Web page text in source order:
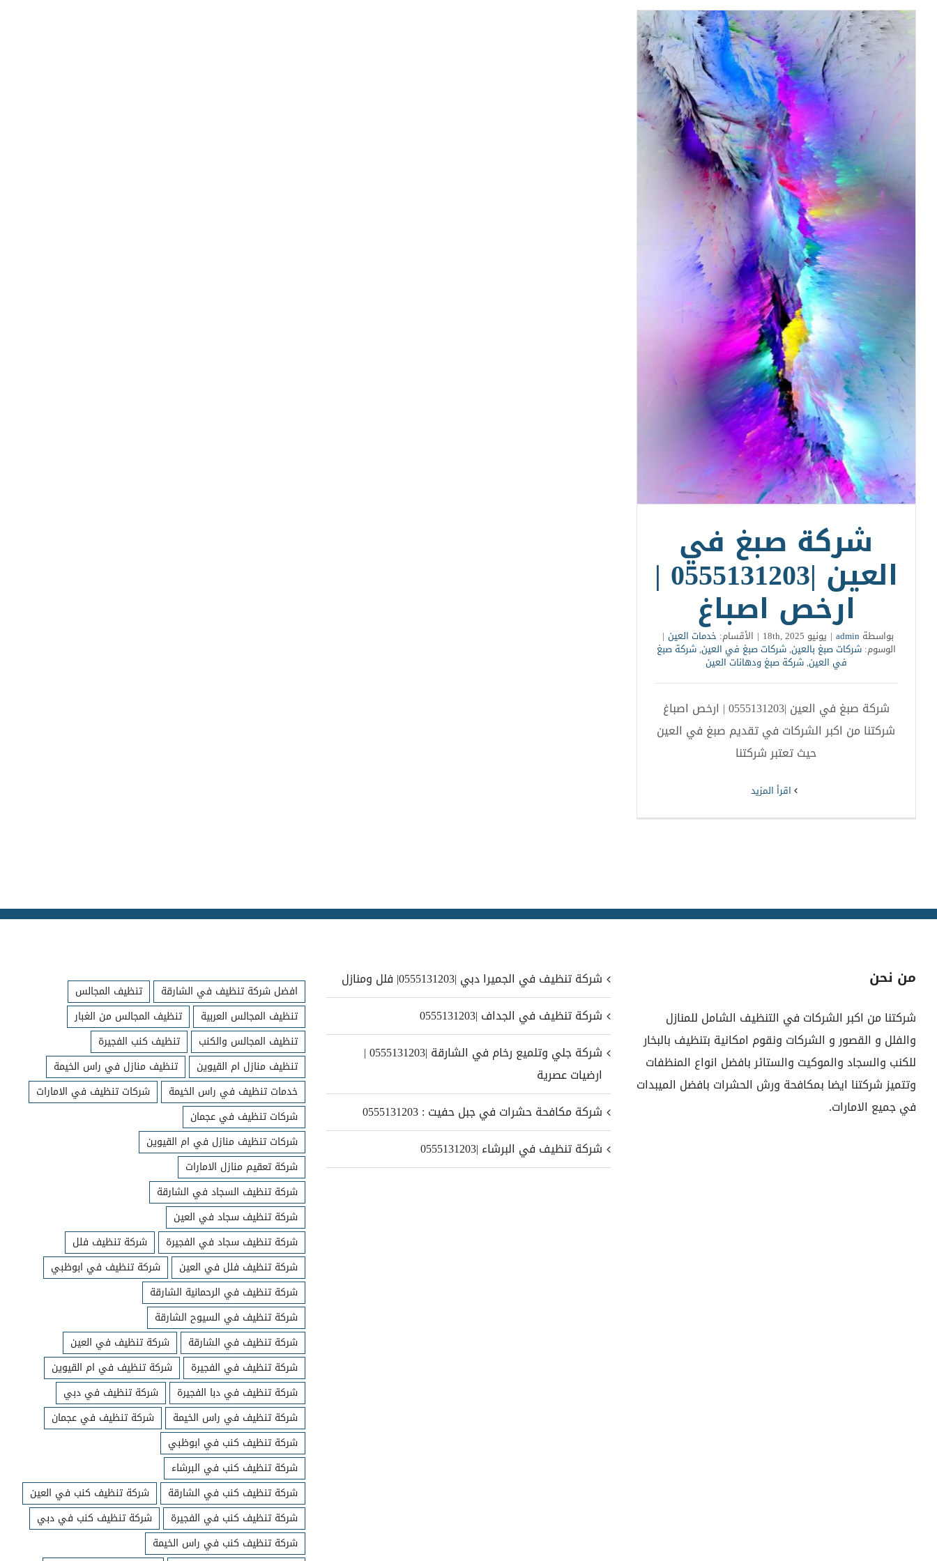
شركة صبغ في
العين |0555131203 |
ارخص اصباغ
بواسطةadmin
| يونيو 18th, 2025 | الأقسام: خدمات العين |
الوسوم:شركات صبغ بالعين,شركات صبغ في العين,شركة صبغ
في العين,شركة صبغ ودهانات العين
شركة صبغ في العين |0555131203 | ارخص اصباغ
شركتنا من اكبر الشركات في تقديم صبغ في العين
حيث تعتبر شركتنا
‫اقرأ المزيد
من نحن
شركتنا من اكبر الشركات في التنظيف الشامل للمنازل
والفلل و القصور و الشركات ونقوم امكانية بتنظيف بالبخار
للكنب والسجاد والموكيت والستائر بافضل انواع المنظفات
وتتميز شركتنا ايضا بمكافحة ورش الحشرات بافضل الميبدات
في جميع الامارات.
شركة تنظيف في الجميرا دبي |0555131203| فلل ومنازل
شركة تنظيف في الجداف |0555131203
شركة جلي وتلميع رخام في الشارقة |0555131203 |
ارضيات عصرية
شركة مكافحة حشرات في جبل حفيت : 0555131203
شركة تنظيف في البرشاء |0555131203
افضل شركة تنظيف في الشارقة
تنظيف المجالس
تنظيف المجالس العربية
تنظيف المجالس من الغبار
تنظيف المجالس والكنب
تنظيف كنب الفجيرة
تنظيف منازل ام القيوين
تنظيف منازل في راس الخيمة
خدمات تنظيف في راس الخيمة
شركات تنظيف في الامارات
شركات تنظيف في عجمان
شركات تنظيف منازل في ام القيوين
شركة تعقيم منازل الامارات
شركة تنظيف السجاد في الشارقة
شركة تنظيف سجاد في العين
شركة تنظيف سجاد في الفجيرة
شركة تنظيف فلل
شركة تنظيف فلل في العين
شركة تنظيف في ابوظبي
شركة تنظيف في الرحمانية الشارقة
شركة تنظيف في السيوح الشارقة
شركة تنظيف في الشارقة
شركة تنظيف في العين
شركة تنظيف في الفجيرة
شركة تنظيف في ام القيوين
شركة تنظيف في دبا الفجيرة
شركة تنظيف في دبي
شركة تنظيف في راس الخيمة
شركة تنظيف في عجمان
شركة تنظيف كنب في ابوظبي
شركة تنظيف كنب في البرشاء
شركة تنظيف كنب في الشارقة
شركة تنظيف كنب في العين
شركة تنظيف كنب في الفجيرة
شركة تنظيف كنب في دبي
شركة تنظيف كنب في راس الخيمة